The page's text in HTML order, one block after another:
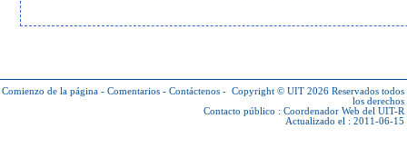
Comienzo de la página - Comentarios - Contáctenos - Copyright © UIT 2026 Reservados todos
los derechos
Contacto público : Coordenador Web del UIT-R
Actualizado el : 2011-06-15